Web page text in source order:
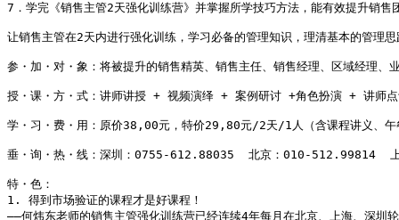
7．学完《销售主管2天强化训练营》并掌握所学技巧方法，能有效提升销售
让销售主管在2天内进行强化训练，学习必备的管理知识，理清基本的管理
参・加・对・象：将被提升的销售精英、销售主任、销售经理、区域经理、
授・课・方・式：讲师讲授 + 视频演绎 + 案例研讨 +角色扮演 + 讲师
学・习・费・用：原价38,00元，特价29,80元/2天/1人（含课程讲义、午
垂・询・热・线：深圳：0755-612.88035  北京：010-512.99814
特・色：
1. 得到市场验证的课程才是好课程！
――何炜东老师的销售主管强化训练营已经连续4年每月在北京、上海、深圳